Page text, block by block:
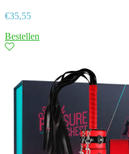
€35,55
Bestellen